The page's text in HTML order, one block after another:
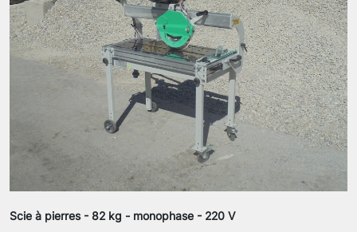
Scie à pierres - 82 kg - monophase - 220 V